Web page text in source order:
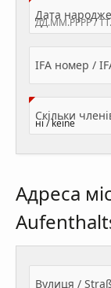
Дата
IFA номер /
Адреса
Вулиця /